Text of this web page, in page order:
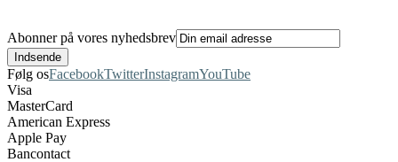
Abonner på vores nyhedsbrev
Følg osFacebookTwitterInstagramYouTube
Visa
MasterCard
American Express
Apple Pay
Bancontact